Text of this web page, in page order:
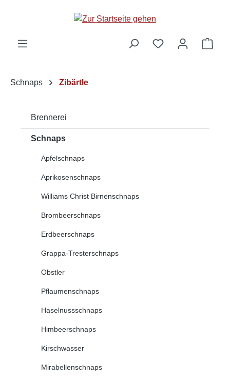
Schnaps Zibärtle
Brennerei
Schnaps
Apfelschnaps
Aprikosenschnaps
Williams Christ Birnenschnaps
Brombeerschnaps
Erdbeerschnaps
Grappa-Tresterschnaps
Obstler
Pflaumenschnaps
Haselnussschnaps
Himbeerschnaps
Kirschwasser
Mirabellenschnaps